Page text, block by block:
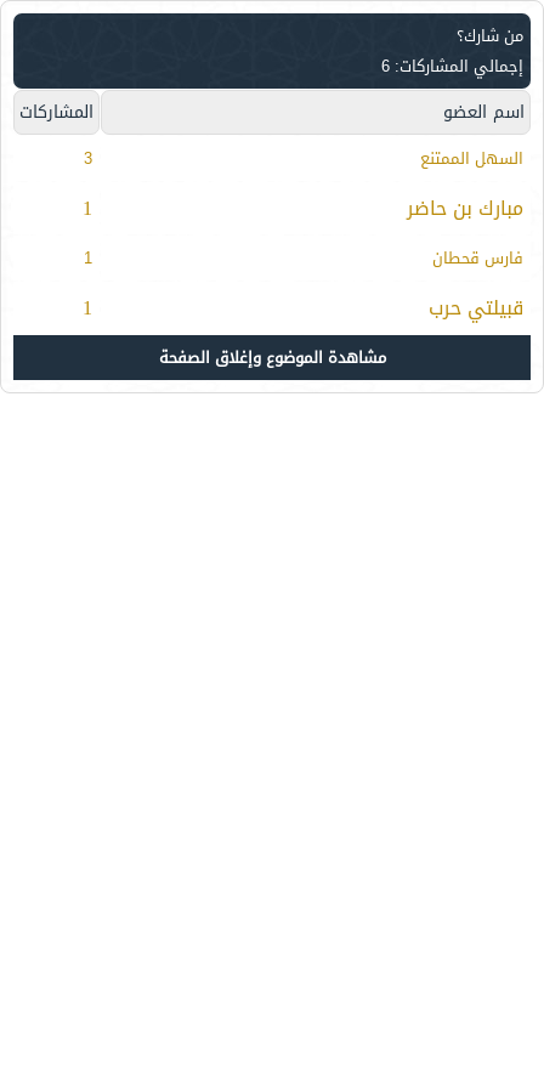
من شارك؟
إجمالي المشاركات: 6
اسم العضو المشاركات
السهل الممتنع 3
مبارك بن حاضر 1
فارس قحطان 1
قبيلتي حرب 1
مشاهدة الموضوع وإغلاق الصفحة